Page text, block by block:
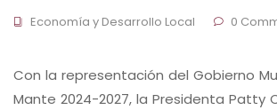
Economía y Desarrollo Local
0
Con la representación del Gobierno
Mante 2024-2027, la Presidenta Patty